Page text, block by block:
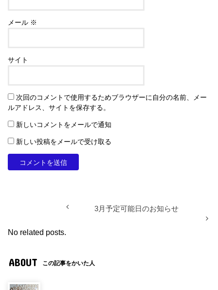
メール ※
サイト
次回のコメントで使用するためブラウザーに自分の名前、メー
ルアドレス、サイトを保存する。
新しいコメントをメールで通知
新しい投稿をメールで受け取る
3月予定可能日のお知らせ
No related posts.
ABOUT この記事をかいた人